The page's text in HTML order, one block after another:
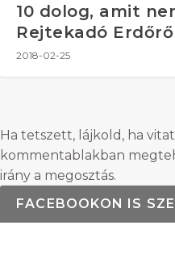
10 dolog, amit
Rejtekadó
2018-02-25
Ha tetszett, lájkold, ha
kommentablakban
irány a megosztás.
FACEBOOKON IS